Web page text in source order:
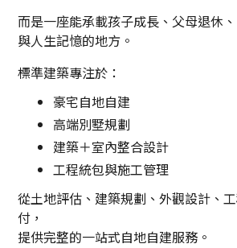
而是一座能承載孩子成長、父母退休、
與人生記憶的地方。
標準建築專注於：
豪宅自地自建
高端別墅規劃
建築＋室內整合設計
工程統包與施工管理
從土地評估、建築規劃、外觀設計、
付，
提供完整的一站式自地自建服務。